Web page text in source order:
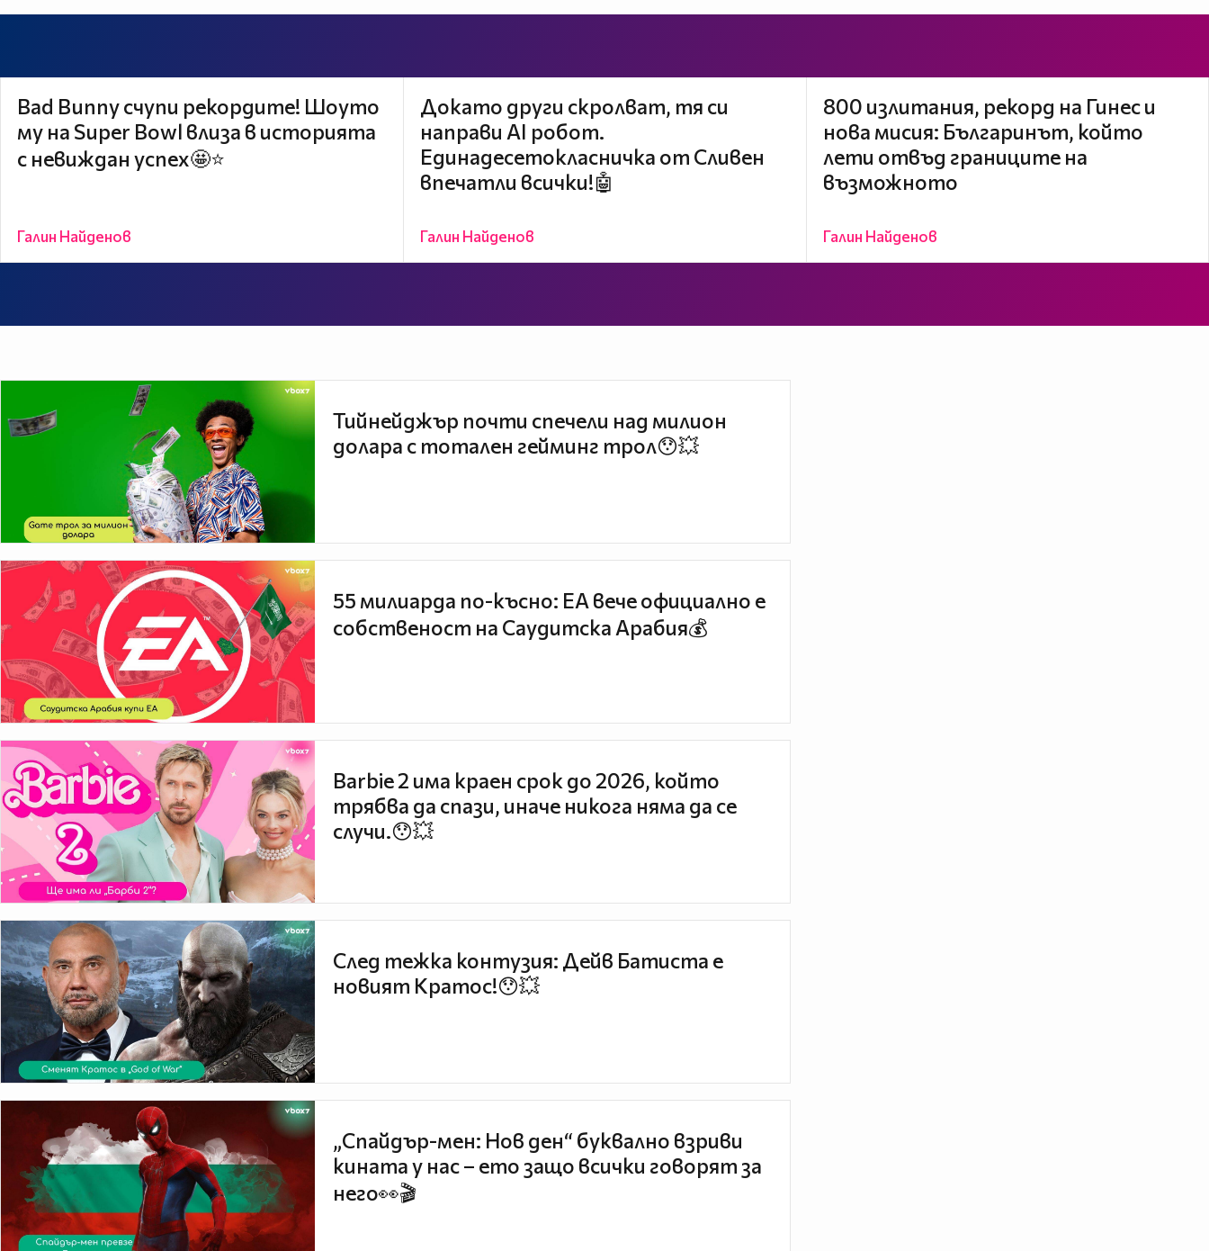
Bad Bunny счупи рекордите! Шоуто
му на Super Bowl влиза в историята
с невиждан успех🤩⭐
Галин Найденов
Докато други скролват, тя си
направи AI робот.
Единадесетокласничка от Сливен
впечатли всички!🤖
Галин Найденов
800 излитания, рекорд на Гинес и
нова мисия: Българинът, който
лети отвъд границите на
възможното
Галин Найденов
Тийнейджър почти спечели над милион
долара с тотален гейминг трол😯💥
55 милиарда по-късно: EA вече официално е
собственост на Саудитска Арабия💰
Barbie 2 има краен срок до 2026, който
трябва да спази, иначе никога няма да се
случи.😯💥
След тежка контузия: Дейв Батиста е
новият Кратос!😯💥
„Спайдър-мен: Нов ден“ буквално взриви
кината у нас – ето защо всички говорят за
него👀🎬